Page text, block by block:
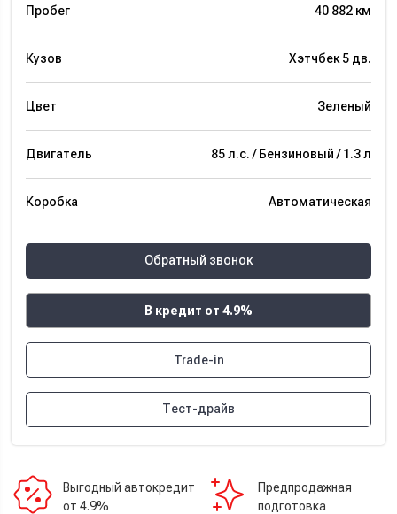
Пробег 40 882 км
Кузов Хэтчбек 5 дв.
Цвет Зеленый
Двигатель 85 л.с. / Бензиновый / 1.3 л
Коробка Автоматическая
Обратный звонок
В кредит от 4.9%
Trade-in
Тест-драйв
Выгодный автокредит
от 4.9%
Предпродажная
подготовка